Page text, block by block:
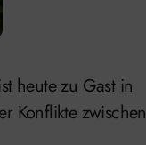
Konflikte zwischen